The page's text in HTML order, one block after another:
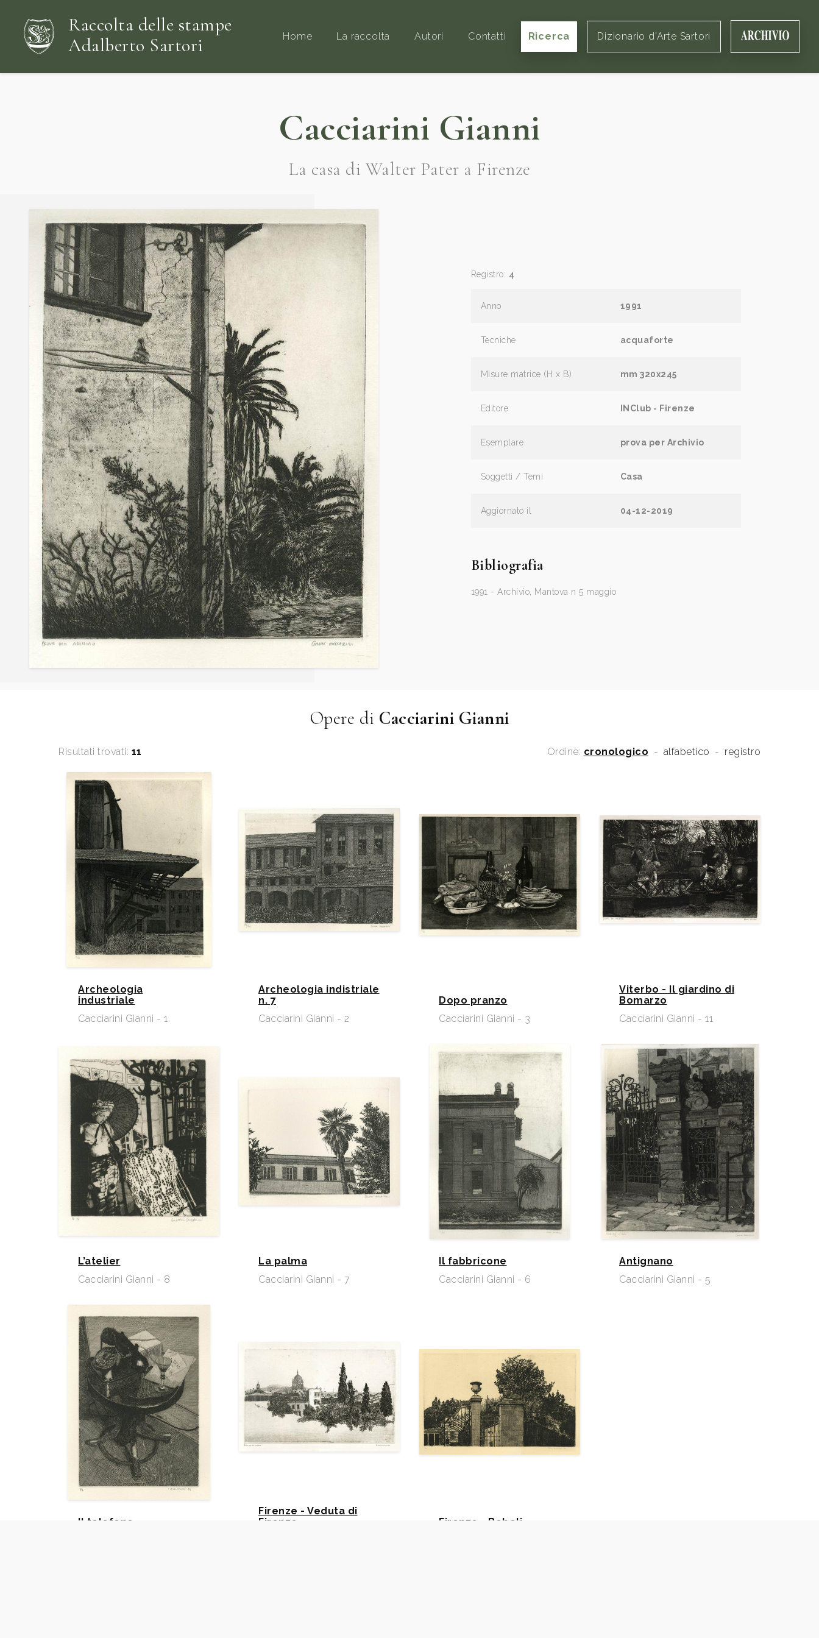
Raccolta delle stampe
Adalberto Sartori
Home La raccolta Autori Contatti Ricerca Dizionario d'Arte Sartori
Cacciarini Gianni
La casa di Walter Pater a Firenze
Registro: 4
Anno 1991
Tecniche acquaforte
Misure matrice (H x B) mm 320x245
Editore INClub - Firenze
Esemplare prova per Archivio
Soggetti / Temi Casa
Aggiornato il 04-12-2019
Bibliografia
1991 - Archivio, Mantova n 5 maggio
Opere di Cacciarini Gianni
Risultati trovati: 11 Ordine: cronologico - alfabetico - registro
Archeologia
industriale
Cacciarini Gianni - 1
Archeologia indistriale
n. 7
Cacciarini Gianni - 2
Dopo pranzo
Cacciarini Gianni - 3
Viterbo - Il giardino di
Bomarzo
Cacciarini Gianni - 11
L’atelier
Cacciarini Gianni - 8
La palma
Cacciarini Gianni - 7
Il fabbricone
Cacciarini Gianni - 6
Antignano
Cacciarini Gianni - 5
Il telefono
Firenze - Veduta di
Firenze
Firenze - Boboli